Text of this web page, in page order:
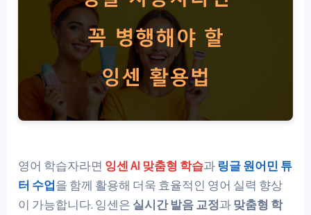
영어 학습자라면 잉센 AI 맞춤형 학습과 링글 원어민 튜
터 수업을 함께 활용해 더욱 효율적인 영어 실력 향상
이 가능합니다. 잉센은 실시간 발음 교정과맞춤형 학